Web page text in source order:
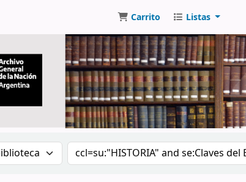
Carrito Listas
por: Buscar en el catálogo